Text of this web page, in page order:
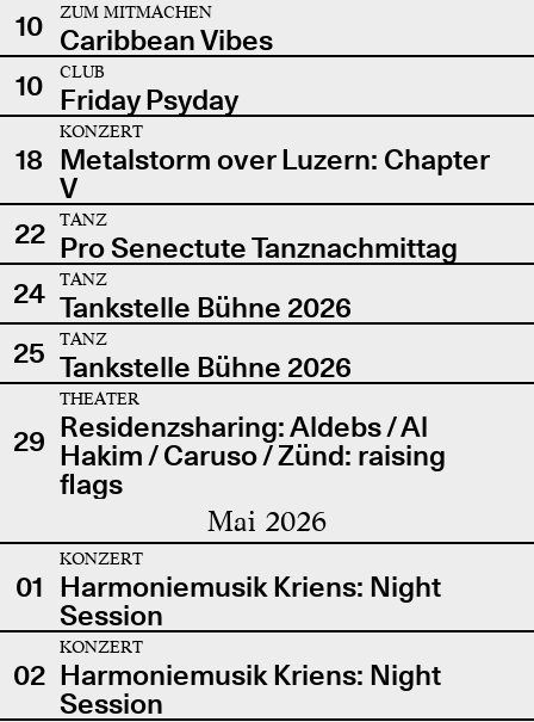
10
ZUM MITMACHEN
Caribbean Vibes
10
CLUB
Friday Psyday
18
KONZERT
Metalstorm over Luzern: Chapter
V
22
TANZ
Pro Senectute Tanznachmittag
24
TANZ
Tankstelle Bühne 2026
25
TANZ
Tankstelle Bühne 2026
29
THEATER
Residenzsharing: Aldebs / Al
Hakim / Caruso / Zünd: raising
flags
Mai 2026
01
KONZERT
Harmoniemusik Kriens: Night
Session
02
KONZERT
Harmoniemusik Kriens: Night
Session